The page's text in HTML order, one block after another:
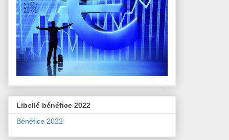
Libellé bénéfice 2022
Bénéfice 2022